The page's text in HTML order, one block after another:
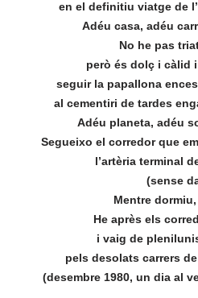
en el definitiu viatge de
Adéu casa, adéu
No he pas
però és dolç i càlid i
seguir la papallona
al cementiri de tardes
Adéu planeta, adéu
Segueixo el corredor que
l’artèria terminal
(sense
Mentre
He après els
i vaig de
pels desolats carrers
(desembre 1980, un dia al